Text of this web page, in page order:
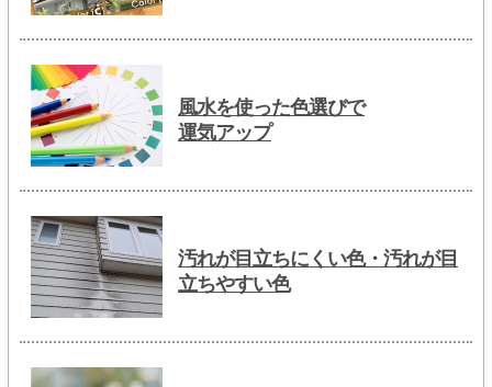
風水を使った色選びで
運気アップ
汚れが目立ちにくい色・汚れが目
立ちやすい色